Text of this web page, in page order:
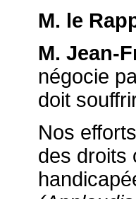
M. le
M. Jean-
négocie
doit
Nos
des droits